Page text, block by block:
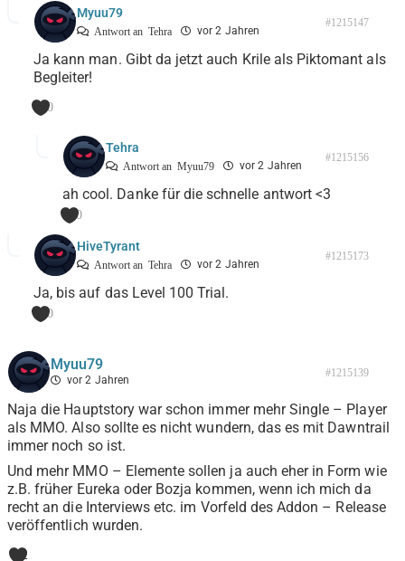
Myuu79
Antwort an Tehra vor 2 Jahren
#1215147
Ja kann man. Gibt da jetzt auch Krile als Piktomant als
Begleiter!
0
Tehra
Antwort an Myuu79 vor 2 Jahren
#1215156
ah cool. Danke für die schnelle antwort <3
0
HiveTyrant
Antwort an Tehra vor 2 Jahren
#1215173
Ja, bis auf das Level 100 Trial.
0
Myuu79
vor 2 Jahren
#1215139
Naja die Hauptstory war schon immer mehr Single – Player
als MMO. Also sollte es nicht wundern, das es mit Dawntrail
immer noch so ist.
Und mehr MMO – Elemente sollen ja auch eher in Form wie
z.B. früher Eureka oder Bozja kommen, wenn ich mich da
recht an die Interviews etc. im Vorfeld des Addon – Release
veröffentlich wurden.
2